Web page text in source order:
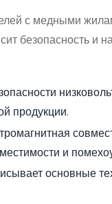
с медными
безопасность
продукции.
и
основные